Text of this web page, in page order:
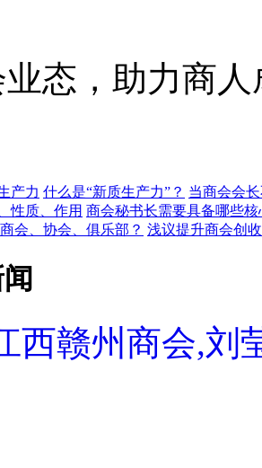
态，助力商
产力 什么是“新质生产力”？ 当商会会
性质、作用 商会秘书长需要具备哪些核
会、协会、俱乐部？ 浅议提升商会创